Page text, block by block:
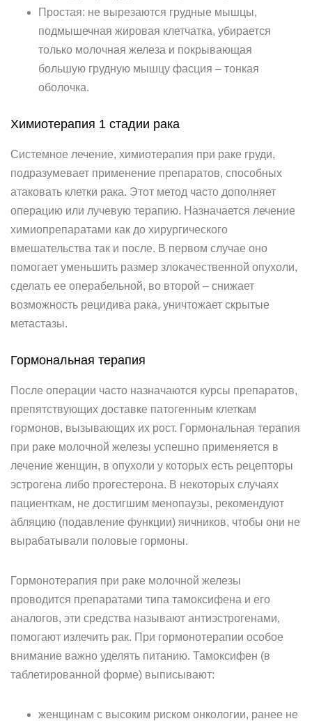
Простая: не вырезаются грудные мышцы,
подмышечная жировая клетчатка, убирается
только молочная железа и покрывающая
большую грудную мышцу фасция – тонкая
оболочка.
Химиотерапия 1 стадии рака
Системное лечение, химиотерапия при раке груди,
подразумевает применение препаратов, способных
атаковать клетки рака. Этот метод часто дополняет
операцию или лучевую терапию. Назначается лечение
химиопрепаратами как до хирургического
вмешательства так и после. В первом случае оно
помогает уменьшить размер злокачественной опухоли,
сделать ее операбельной, во второй – снижает
возможность рецидива рака, уничтожает скрытые
метастазы.
Гормональная терапия
После операции часто назначаются курсы препаратов,
препятствующих доставке патогенным клеткам
гормонов, вызывающих их рост. Гормональная терапия
при раке молочной железы успешно применяется в
лечение женщин, в опухоли у которых есть рецепторы
эстрогена либо прогестерона. В некоторых случаях
пациенткам, не достигшим менопаузы, рекомендуют
абляцию (подавление функции) яичников, чтобы они не
вырабатывали половые гормоны.
Гормонотерапия при раке молочной железы
проводится препаратами типа тамоксифена и его
аналогов, эти средства называют антиэстрогенами,
помогают излечить рак. При гормонотерапии особое
внимание важно уделять питанию. Тамоксифен (в
таблетированной форме) выписывают:
женщинам с высоким риском онкологии, ранее не